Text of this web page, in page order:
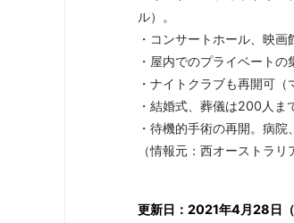
ル）。
・コンサートホール、映
・屋内でのプライベート
・ナイトクラブも再開可
・結婚式、葬儀は200人ま
・待機的手術の再開。病
（情報元：西オーストラ
更新日：2021年4月28日（